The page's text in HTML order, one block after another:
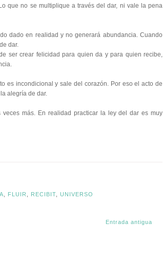
que no se multiplique a través del dar, ni vale la pena
dado en realidad y no generará abundancia. Cuando
dar.
ser crear felicidad para quien da y para quien recibe,
es incondicional y sale del corazón. Por eso el acto de
alegría de dar.
más. En realidad practicar la ley del dar es muy
FLUIR RECIBIT UNIVERSO
Entrada antigua